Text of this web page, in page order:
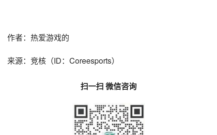
作者：热爱游戏的
来源：竞核（ID：Coreesports）
扫一扫 微信咨询